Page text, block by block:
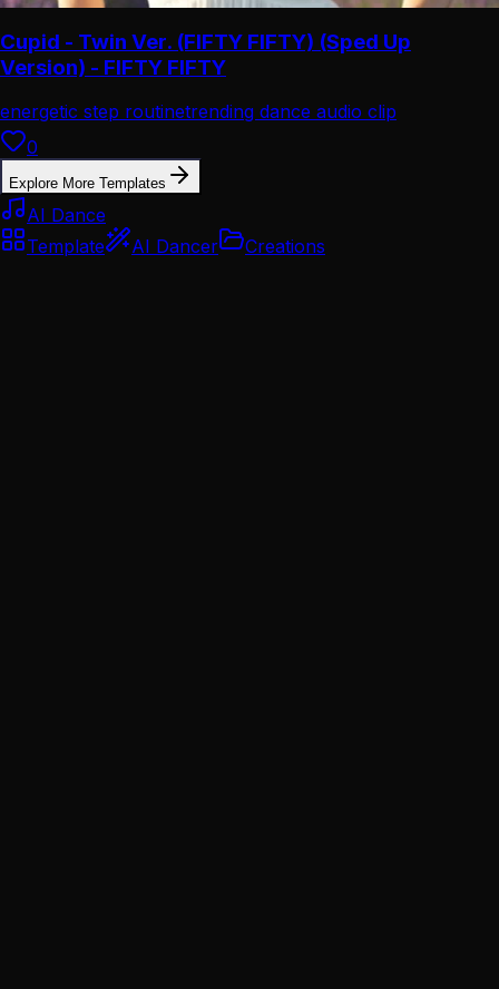
Cupid - Twin Ver. (FIFTY FIFTY) (Sped Up
Version) - FIFTY FIFTY
energetic step routinetrending dance audio clip
0
Explore More Templates
AI Dance
Template
AI Dancer Creations